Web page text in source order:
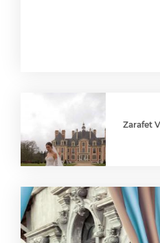
Zarafet